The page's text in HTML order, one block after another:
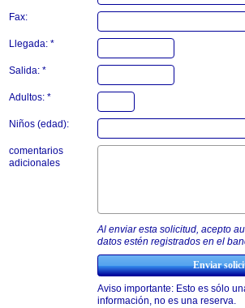
Fax:
Llegada: *
Salida: *
Adultos: *
Niños (edad):
comentarios
adicionales
Al enviar esta solicitud, acepto
datos estén registrados en el
Aviso importante: Esto es sólo
información, no es una reserva.